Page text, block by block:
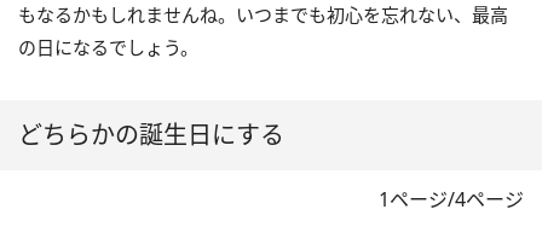
もなるかもしれませんね。いつまでも初心を忘れない、最高
の日になるでしょう。
どちらかの誕生日にする
1ページ/4ページ